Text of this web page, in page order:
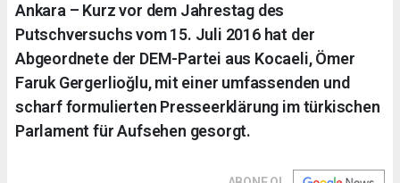
Ankara – Kurz vor dem Jahrestag des
Putschversuchs vom 15. Juli 2016 hat der
Abgeordnete der DEM-Partei aus Kocaeli, Ömer
Faruk Gergerlioğlu, mit einer umfassenden und
scharf formulierten Presseerklärung im türkischen
Parlament für Aufsehen gesorgt.